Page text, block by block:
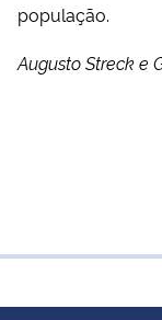
população.
Augusto Streck e